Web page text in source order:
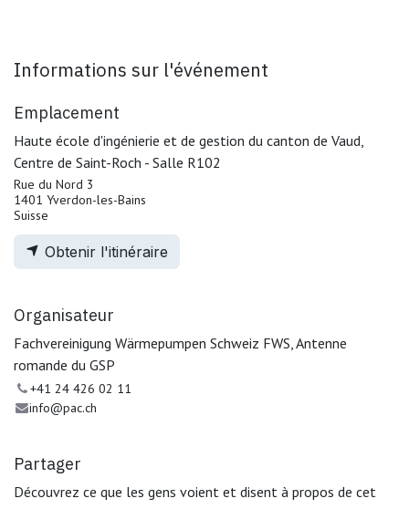
Informations sur l'événement
Emplacement
Haute école d'ingénierie et de gestion du canton de Vaud,
Centre de Saint-Roch - Salle R102
Rue du Nord 3
1401 Yverdon-les-Bains
Suisse
Obtenir l'itinéraire
Organisateur
Fachvereinigung Wärmepumpen Schweiz FWS, Antenne
romande du GSP
+41 24 426 02 11
info@pac.ch
Partager
Découvrez ce que les gens voient et disent à propos de cet